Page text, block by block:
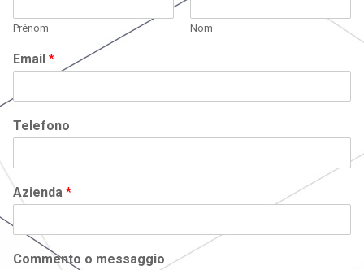
Prénom Nom
Email *
Telefono
Azienda *
Commento o messaggio